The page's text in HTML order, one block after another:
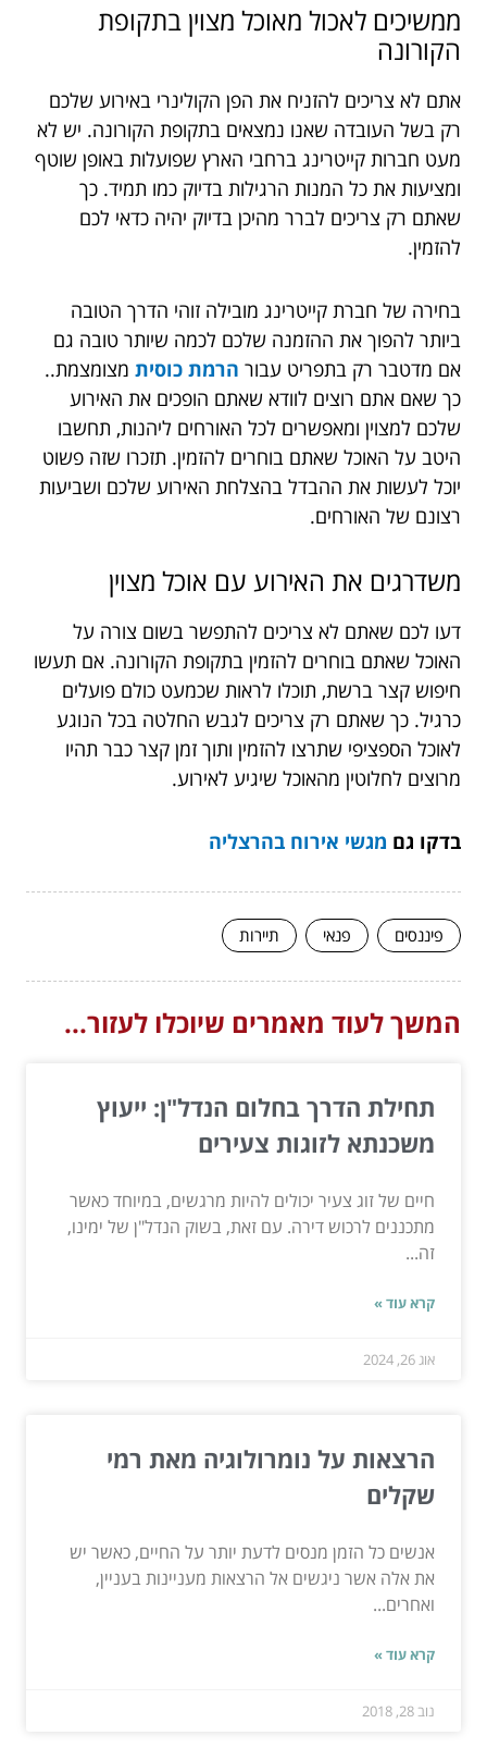
ממשיכים לאכול מאוכל מצוין בתקופת
הקורונה
אתם לא צריכים להזניח את הפן הקולינרי באירוע שלכם
רק בשל העובדה שאנו נמצאים בתקופת הקורונה. יש לא
מעט חברות קייטרינג ברחבי הארץ שפועלות באופן שוטף
ומציעות את כל המנות הרגילות בדיוק כמו תמיד. כך
שאתם רק צריכים לברר מהיכן בדיוק יהיה כדאי לכם
להזמין.
בחירה של חברת קייטרינג מובילה זוהי הדרך הטובה
ביותר להפוך את ההזמנה שלכם לכמה שיותר טובה גם
אם מדטבר רק בתפריט עבור הרמת כוסית מצומצמת..
כך שאם אתם רוצים לוודא שאתם הופכים את האירוע
שלכם למצוין ומאפשרים לכל האורחים ליהנות, תחשבו
היטב על האוכל שאתם בוחרים להזמין. תזכרו שזה פשוט
יוכל לעשות את ההבדל בהצלחת האירוע שלכם ושביעות
רצונם של האורחים.
משדרגים את האירוע עם אוכל מצוין
דעו לכם שאתם לא צריכים להתפשר בשום צורה על
האוכל שאתם בוחרים להזמין בתקופת הקורונה. אם תעשו
חיפוש קצר ברשת, תוכלו לראות שכמעט כולם פועלים
כרגיל. כך שאתם רק צריכים לגבש החלטה בכל הנוגע
לאוכל הספציפי שתרצו להזמין ותוך זמן קצר כבר תהיו
מרוצים לחלוטין מהאוכל שיגיע לאירוע.
בדקו גם מגשי אירוח בהרצליה
פיננסים פנאי תיירות
המשך לעוד מאמרים שיוכלו לעזור...
תחילת הדרך בחלום הנדל"ן: ייעוץ
משכנתא לזוגות צעירים
חיים של זוג צעיר יכולים להיות מרגשים, במיוחד כאשר
מתכננים לרכוש דירה. עם זאת, בשוק הנדל"ן של ימינו,
זה...
קרא עוד »
אוג 26, 2024
הרצאות על נומרולוגיה מאת רמי
שקלים
אנשים כל הזמן מנסים לדעת יותר על החיים, כאשר יש
את אלה אשר ניגשים אל הרצאות מעניינות בעניין,
ואחרים...
קרא עוד »
נוב 28, 2018